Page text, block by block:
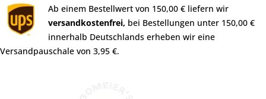
Ab einem Bestellwert von 150,00 € liefern wir
versandkostenfrei, bei Bestellungen unter 150,00 €
innerhalb Deutschlands erheben wir eine
Versandpauschale von 3,95 €.